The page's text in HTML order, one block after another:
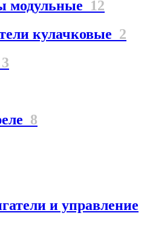
модульные 12
кулачковые 2
3
8
и управление